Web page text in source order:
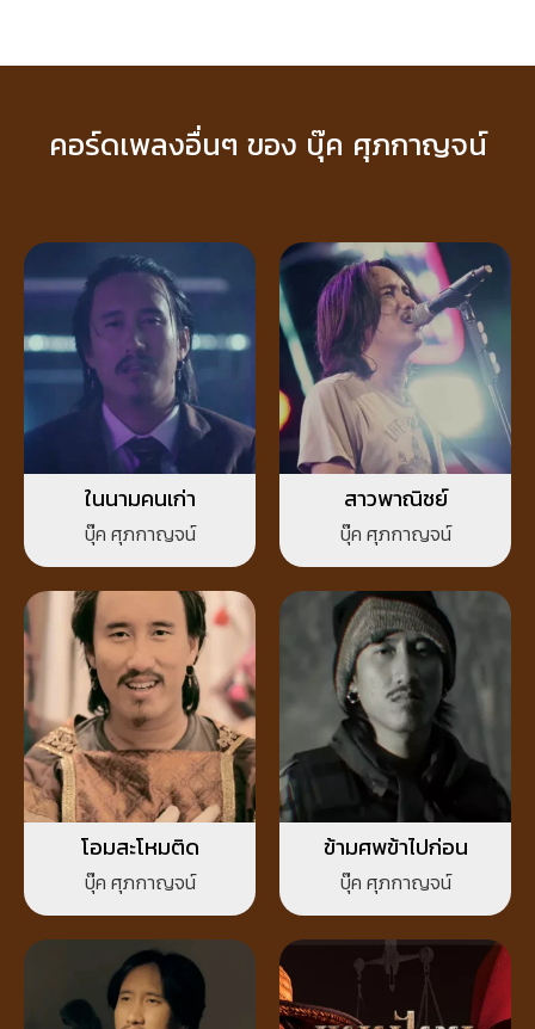
คอร์ดเพลงอื่นๆ ของ บุ๊ค ศุภกาญจน์
ในนามคนเก่า
บุ๊ค ศุภกาญจน์
สาวพาณิชย์
บุ๊ค ศุภกาญจน์
โอมสะโหมติด
บุ๊ค ศุภกาญจน์
ข้ามศพข้าไปก่อน
บุ๊ค ศุภกาญจน์